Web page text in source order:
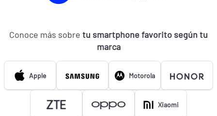
Conoce más sobre tu smartphone favorito según tu
marca
Apple Motorola
Xiaomi